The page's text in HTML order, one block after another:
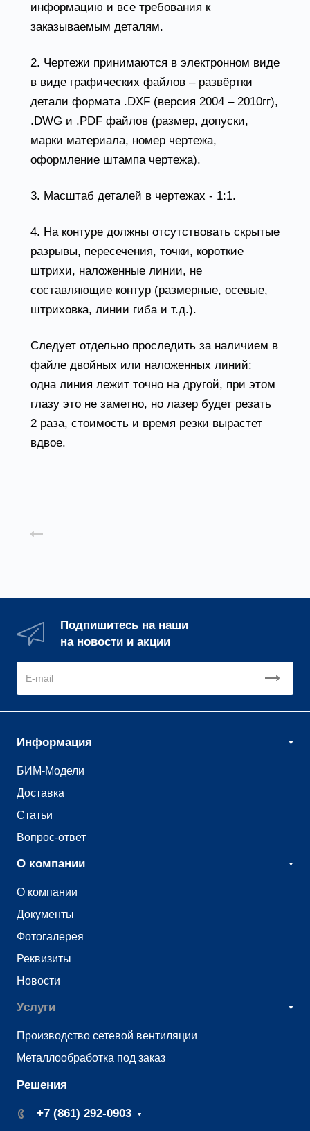
информацию и все требования к
заказываемым деталям.
2. Чертежи принимаются в электронном виде
в виде графических файлов – развёртки
детали формата .DXF (версия 2004 – 2010гг),
.DWG и .PDF файлов (размер, допуски,
марки материала, номер чертежа,
оформление штампа чертежа).
3. Масштаб деталей в чертежах - 1:1.
4. На контуре должны отсутствовать скрытые
разрывы, пересечения, точки, короткие
штрихи, наложенные линии, не
составляющие контур (размерные, осевые,
штриховка, линии гиба и т.д.).
Следует отдельно проследить за наличием в
файле двойных или наложенных линий:
одна линия лежит точно на другой, при этом
глазу это не заметно, но лазер будет резать
2 раза, стоимость и время резки вырастет
вдвое.
Подпишитесь на наши
на новости и акции
Информация
БИМ-Модели
Доставка
Статьи
Вопрос-ответ
О компании
О компании
Документы
Фотогалерея
Реквизиты
Новости
Услуги
Производство сетевой вентиляции
Металлообработка под заказ
Решения
+7 (861) 292-0903